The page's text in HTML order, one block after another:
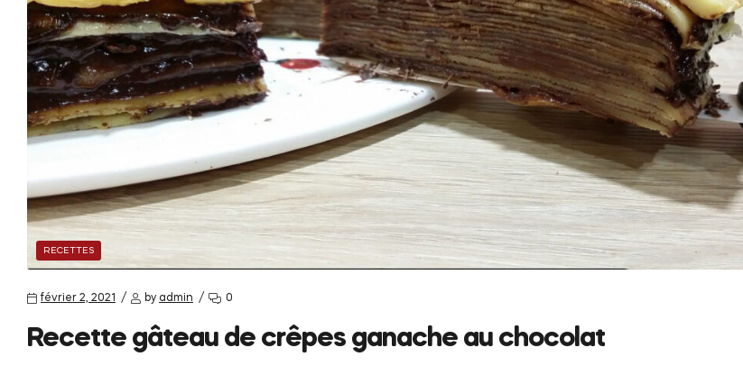
RECETTES
février 2, 2021 by admin 0
Recette gâteau de crêpes ganache au chocolat